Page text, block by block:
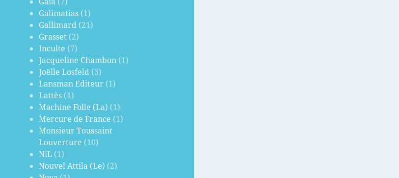
Galimatias (1)
Gallimard (21)
Grasset (2)
Inculte (7)
Jacqueline Chambon (1)
Joëlle Losfeld (3)
Lansman Editeur (1)
Lattès (1)
Machine Folle (La) (1)
Mercure de France (1)
Monsieur Toussaint
Louverture (10)
NiL (1)
Nouvel Attila (Le) (2)